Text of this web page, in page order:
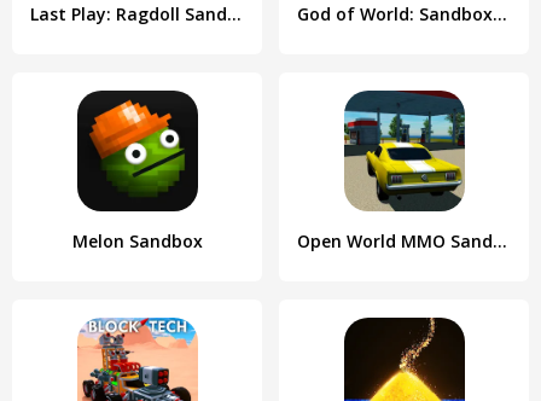
Last Play: Ragdoll Sandbox God of World: Sandbox Sim Life
Melon Sandbox Open World MMO Sandbox Online